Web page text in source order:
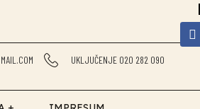
UKLJUČENJE 020 282 090